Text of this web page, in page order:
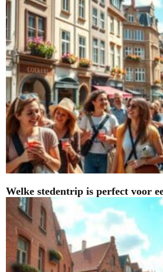
Welke stedentrip is perfect voor